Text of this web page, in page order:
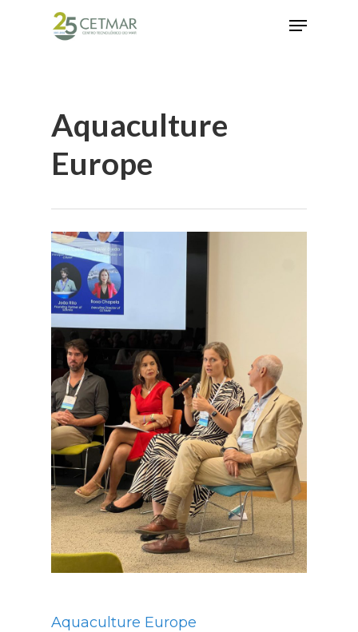
Aquaculture
Europe
Aquaculture Europe